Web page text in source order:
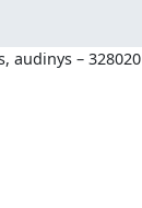
audinys – 328020